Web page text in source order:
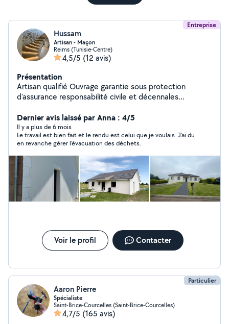
Entreprise
Hussam
Artisan - Maçon
Reims (Tunisie-Centre)
4,5/5 (12 avis)
Présentation
Artisan qualifié Ouvrage garantie sous protection
d'assurance responsabilité civile et décennales
Puisards - Assainissement) Dispose de son propre
matériel (2 Minipelles-Camions Bennes - Camions 8T et
26T) Gros Oeuvre (Fondations - Construction -
Extension, Piscines et Terrasses ) Façades - Peintures
intérieurs et extérieurs Placo - Menuiseries Sols
(Carrelages - Parquets)
Dernier avis laissé par Anna : 4/5
Il y a plus de 6 mois
Le travail est bien fait et le rendu est celui que je voulais. J’ai du
en revanche gérer l’évacuation des déchets.
Voir le profil Contacter
Particulier
Aaron Pierre
Spécialiste
Saint-Brice-Courcelles (Saint-Brice-Courcelles)
4,7/5 (165 avis)